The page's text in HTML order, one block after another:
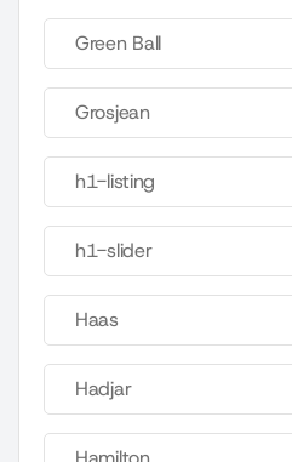
Green Ball
Grosjean
h1-listing
h1-slider
Haas
Hadjar